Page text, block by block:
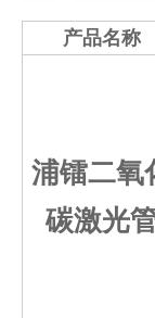
产品名称
浦镭二氧
碳激光